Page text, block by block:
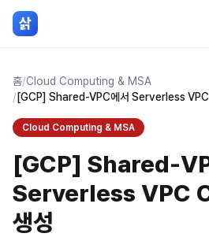
본문 바로가기
삵
홈/Cloud Computing & MSA
/
Cloud Computing & MSA
[GCP] Shared-
Serverless VPC
생성